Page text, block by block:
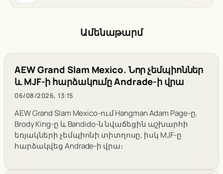
Ամենաթարմ
AEW Grand Slam Mexico. Նոր չեմպիոններ
և MJF-ի հարձակումը Andrade-ի վրա
06/08/2026, 13:15
AEW Grand Slam Mexico-ում Hangman Adam Page-ը,
Brody King-ը և Bandido-ն նվաճեցին աշխարհի
եռյակների չեմպիոնի տիտղոսը, իսկ MJF-ը
հարձակվեց Andrade-ի վրա։